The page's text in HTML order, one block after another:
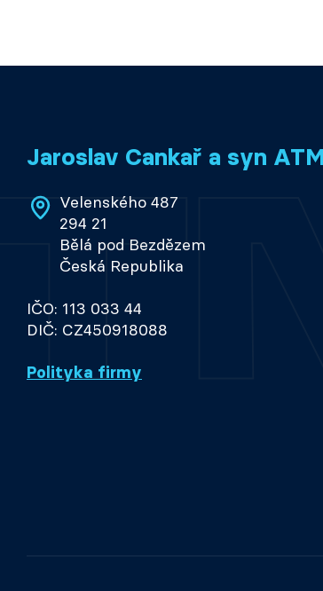
Jaroslav Cankař a syn
Velenského 487
294 21
Bělá pod Bezdězem
Česká Republika
IČO: 113 033 44
DIČ: CZ450918088
Polityka firmy